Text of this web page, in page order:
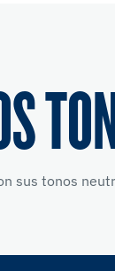
sus tonos